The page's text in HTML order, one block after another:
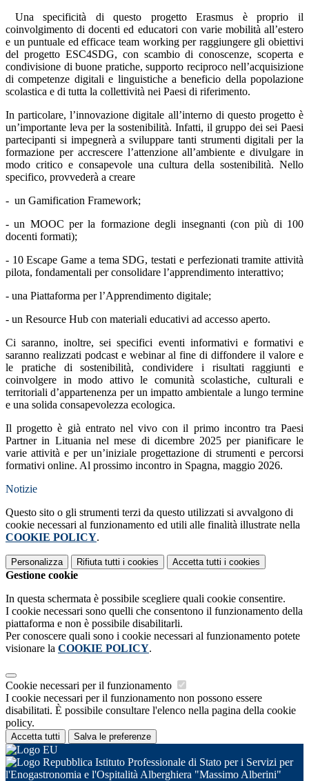
Una specificità di questo progetto Erasmus è proprio il
coinvolgimento di docenti ed educatori con varie mobilità all’estero
e un puntuale ed efficace team workingper raggiungere gli obiettivi
del progetto ESC4SDG, con scambio di conoscenze, scoperta e
condivisione di buone pratiche, supporto reciproco nell’acquisizione
di competenze digitali e linguistiche a beneficio della popolazione
scolastica e di tutta la collettività nei Paesi di riferimento.
In particolare, l’innovazione digitale all’interno di questo progetto è
un’importante leva per la sostenibilità. Infatti, il gruppo dei sei Paesi
partecipanti si impegnerà a sviluppare tanti strumenti digitali per la
formazione per accrescere l’attenzione all’ambiente e divulgare in
modo critico e consapevole unacultura della sostenibilità. Nello
specifico, provvederà a creare
- un Gamification Framework;
- un MOOC per la formazione degli insegnanti (con più di 100
docenti formati);
- 10 Escape Game a tema SDG, testati e perfezionati tramite attività
pilota, fondamentali per consolidare l’apprendimento interattivo;
- una Piattaforma per l’Apprendimento digitale;
- un Resource Hub con materiali educativi ad accesso aperto.
Ci saranno, inoltre, sei specifici eventi informativi e formativi e
saranno realizzati podcast e webinar al fine di diffondere il valore e
le pratiche di sostenibilità, condividere i risultati raggiunti e
coinvolgere in modo attivo le comunità scolastiche, culturali e
territoriali d’appartenenza per un impatto ambientale a lungo termine
e una solida consapevolezza ecologica.
Il progetto è già entrato nel vivo con il primo incontro tra Paesi
Partner in Lituania nel mese di dicembre 2025 per pianificare le
varie attività e per un’iniziale progettazione di strumenti e percorsi
formativi online. Al prossimo incontro in Spagna, maggio 2026.
Notizie
Questo sito o gli strumenti terzi da questo utilizzati si avvalgono di
cookie necessari al funzionamento ed utili alle finalità illustrate nella
COOKIE POLICY.
Personalizza Rifiuta tutti i cookies Accetta tutti i cookies
Gestione cookie
In questa schermata è possibile scegliere quali cookie consentire.
I cookie necessari sono quelli che consentono il funzionamento della
piattaforma e non è possibile disabilitarli.
Per conoscere quali sono i cookie necessari al funzionamento potete
visionare la COOKIE POLICY.
Cookie necessari per il funzionamento
I cookie necessari per il funzionamento non possono essere
disabilitati. È possibile consultare l'elenco nella pagina della cookie
policy.
Accetta tutti Salva le preferenze
Istituto Professionale di Stato per i Servizi per
l'Enogastronomia e l'Ospitalità Alberghiera "Massimo Alberini"